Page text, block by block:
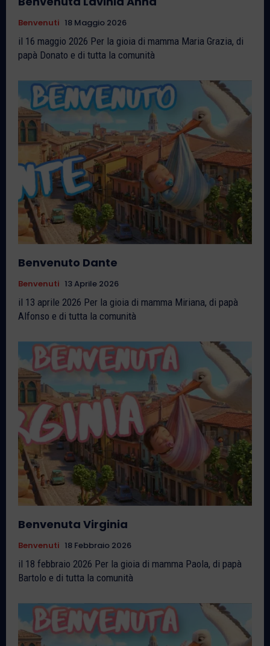
Benvenuti 18 Maggio 2026
il 16 maggio 2026 Per la gioia di mamma Maria Grazia, di
papà Donato e di tutta la comunità
Benvenuto Dante
Benvenuti 13 Aprile 2026
il 13 aprile 2026 Per la gioia di mamma Miriana, di papà
Alfonso e di tutta la comunità
Benvenuta Virginia
Benvenuti 18 Febbraio 2026
il 18 febbraio 2026 Per la gioia di mamma Paola, di papà
Bartolo e di tutta la comunità